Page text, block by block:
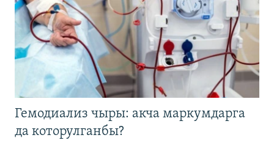
Гемодиализ чыры: акча маркумдарга
да которулганбы?